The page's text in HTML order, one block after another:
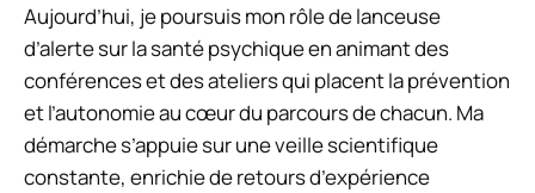
Aujourd’hui, je poursuis mon rôle de lanceuse
d’alerte sur la santé psychique en animant des
conférences et des ateliers qui placent la prévention
et l’autonomie au cœur du parcours de chacun. Ma
démarche s’appuie sur une veille scientifique
constante, enrichie de retours d’expérience